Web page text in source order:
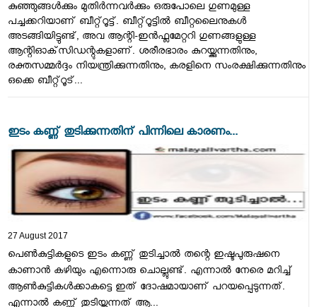
കുഞ്ഞുങ്ങള്‍ക്കും മുതിര്‍ന്നവര്‍ക്കും ഒരുപോലെ ഗുണമുള്ള
പച്ചക്കറിയാണ് ബീറ്റ്റൂട്ട്. ബീറ്റ്റൂട്ടില്‍ ബീറ്റലൈനുകള്‍
അടങ്ങിയിട്ടുണ്ട്, അവ ആന്റി-ഇന്‍ഫ്ലമേറ്ററി ഗുണങ്ങളുള്ള
ആന്റിഓക്‌സിഡന്റുകളാണ്. ശരീരഭാരം കുറയ്ക്കുന്നതിനും,
രക്തസമ്മര്‍ദ്ദം നിയന്ത്രിക്കുന്നതിനും, കരളിനെ സംരക്ഷിക്കുന്നതിനും
ഒക്കെ ബീറ്റ്റൂട്...
ഇടം കണ്ണ് തുടിക്കുന്നതിന് പിന്നിലെ കാരണം...
27 August 2017
പെണ്‍കുട്ടികളുടെ ഇടം കണ്ണ് തുടിച്ചാല്‍ തന്റെ ഇഷ്ടപുരുഷനെ
കാണാന്‍ കഴിയും എന്നൊരു ചൊല്ലുണ്ട്. എന്നാല്‍ നേരെ മറിച്ച്
ആണ്‍കുട്ടികള്‍ക്കാകട്ടെ ഇത് ദോഷമായാണ് പറയപ്പെടുന്നത്.